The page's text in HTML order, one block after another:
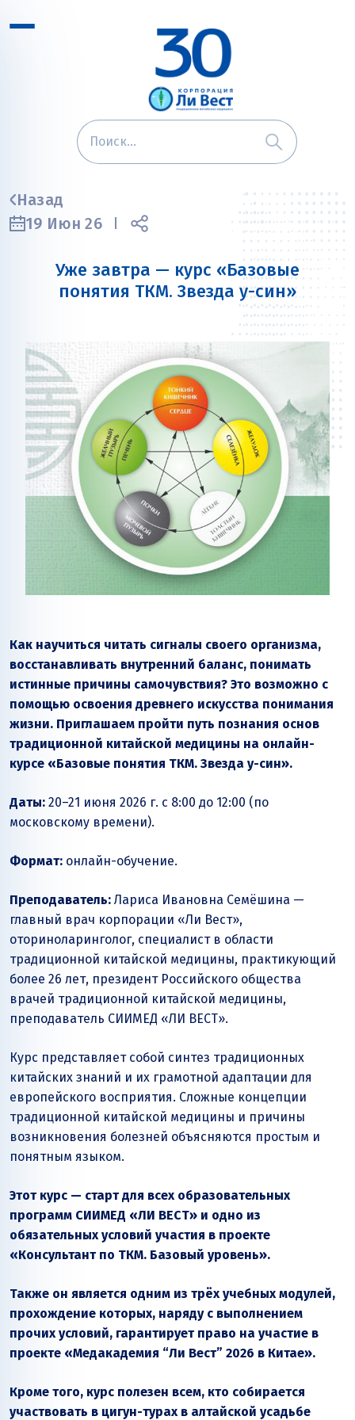
Назад
19 Июн 26
Уже завтра — курс «Базовые
понятия ТКМ. Звезда у-син»
Как научиться читать сигналы своего организма,
восстанавливать внутренний баланс, понимать
истинные причины самочувствия? Это возможно с
помощью освоения древнего искусства понимания
жизни. Приглашаем пройти путь познания основ
традиционной китайской медицины на онлайн-
курсе «Базовые понятия ТКМ. Звезда у-син».
Даты: 20–21 июня 2026 г. с 8:00 до 12:00 (по
московскому времени).
Формат: онлайн-обучение.
Преподаватель: Лариса Ивановна Семёшина —
главный врач корпорации «Ли Вест»,
оториноларинголог, специалист в области
традиционной китайской медицины, практикующий
более 26 лет, президент Российского общества
врачей традиционной китайской медицины,
преподаватель СИИМЕД «ЛИ ВЕСТ».
Курс представляет собой синтез традиционных
китайских знаний и их грамотной адаптации для
европейского восприятия. Сложные концепции
традиционной китайской медицины и причины
возникновения болезней объясняются простым и
понятным языком.
Этот курс — старт для всех образовательных
программ СИИМЕД «ЛИ ВЕСТ» и одно из
обязательных условий участия в проекте
«Консультант по ТКМ. Базовый уровень».
Также он является одним из трёх учебных модулей,
прохождение которых, наряду с выполнением
прочих условий, гарантирует право на участие в
проекте «Медакадемия “Ли Вест” 2026 в Китае».
Кроме того, курс полезен всем, кто собирается
участвовать в цигун-турах в алтайской усадьбе